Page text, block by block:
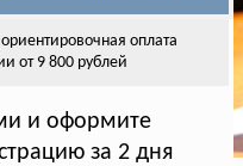
оплата
от 9 800 рублей
и оформите
за 2 дня